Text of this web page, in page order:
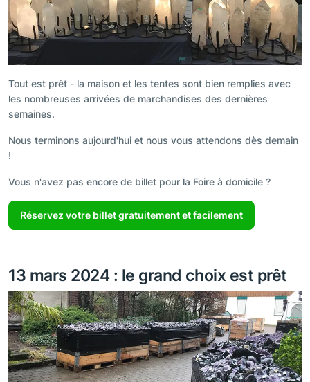
Tout est prêt - la maison et les tentes sont bien remplies avec
les nombreuses arrivées de marchandises des dernières
semaines.
Nous terminons aujourd'hui et nous vous attendons dès demain
!
Vous n'avez pas encore de billet pour la Foire à domicile ?
Réservez votre billet gratuitement et facilement
13 mars 2024 : le grand choix est prêt